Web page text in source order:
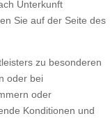
Unterkunft
Sie auf der Seite des
zu besonderen
oder bei
oder
Konditionen und